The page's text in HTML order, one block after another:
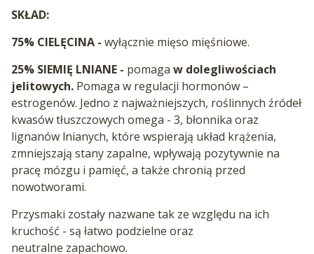
SKŁAD:
75% CIELĘCINA - wyłącznie mięso mięśniowe.
25% SIEMIĘ LNIANE - pomaga w dolegliwościach
jelitowych. Pomaga w regulacji hormonów –
estrogenów. Jedno z najważniejszych, roślinnych źródeł
kwasów tłuszczowych omega - 3, błonnika oraz
lignanów lnianych, które wspierają układ krążenia,
zmniejszają stany zapalne, wpływają pozytywnie na
pracę mózgu i pamięć, a także chronią przed
nowotworami.
Przysmaki zostały nazwane tak ze względu na ich
kruchość - są łatwo podzielne oraz
neutralne zapachowo.